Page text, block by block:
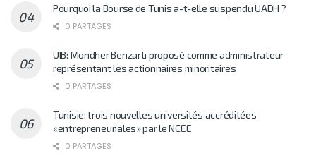
Pourquoi la Bourse de Tunis a-t-elle suspendu UADH ?
0 PARTAGES
UIB: Mondher Benzarti proposé comme administrateur
représentant les actionnaires minoritaires
0 PARTAGES
Tunisie: trois nouvelles universités accréditées
«entrepreneuriales» par le NCEE
0 PARTAGES